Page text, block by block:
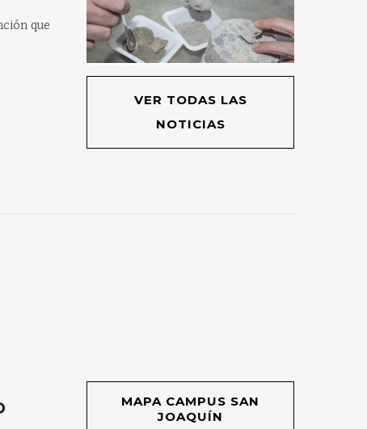
que
VER TODAS LAS
NOTICIAS
MAPA CAMPUS SAN
JOAQUÍN